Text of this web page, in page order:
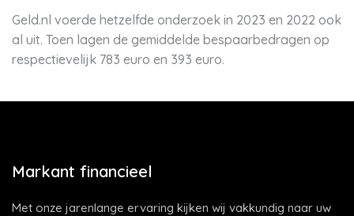
Geld.nl voerde hetzelfde onderzoek in 2023 en 2022 ook
al uit. Toen lagen de gemiddelde bespaarbedragen op
respectievelijk 783 euro en 393 euro.
Markant financieel
Met onze jarenlange ervaring kijken wij vakkundig naar uw